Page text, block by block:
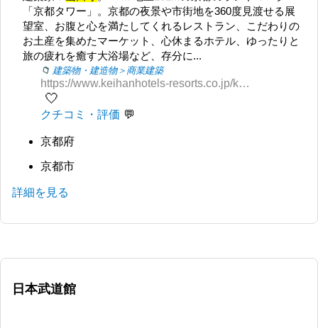
「京都タワー」。京都の夜景や市街地を360度見渡せる展
望室、お腹と心を満たしてくれるレストラン、こだわりの
お土産を集めたマーケット、心休まるホテル、ゆったりと
旅の疲れを癒す大浴場など、存分に...
建築物・建造物＞商業建築
https://www.keihanhotels-resorts.co.jp/kyoto-tower/
🤍
クチコミ・評価
京都府
京都市
詳細を見る
日本武道館